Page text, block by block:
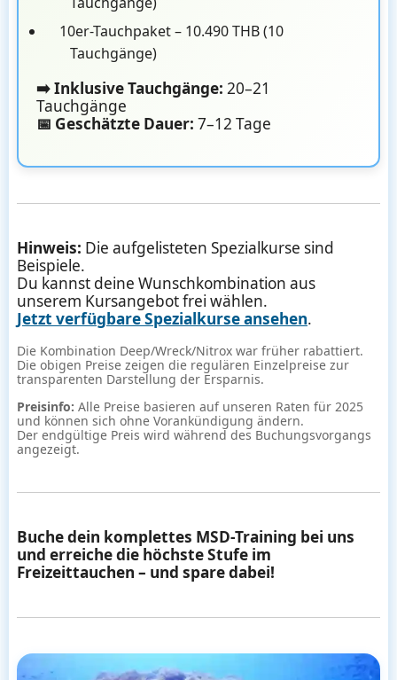
10er-Tauchpaket – 10.490 THB (10
Tauchgänge)
➡️ Inklusive Tauchgänge: 20–21
Tauchgänge
📅 Geschätzte Dauer: 7–12 Tage
Hinweis: Die aufgelisteten Spezialkurse sind
Beispiele.
Du kannst deine Wunschkombination aus
unserem Kursangebot frei wählen.
Jetzt verfügbare Spezialkurse ansehen.
Die Kombination Deep/Wreck/Nitrox war früher rabattiert.
Die obigen Preise zeigen die regulären Einzelpreise zur
transparenten Darstellung der Ersparnis.
Preisinfo: Alle Preise basieren auf unseren Raten für 2025
und können sich ohne Vorankündigung ändern.
Der endgültige Preis wird während des Buchungsvorgangs
angezeigt.
Buche dein komplettes MSD-Training bei uns
und erreiche die höchste Stufe im
Freizeittauchen – und spare dabei!